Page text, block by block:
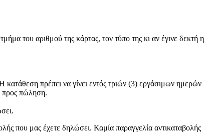
του αριθμού της κάρτας, τον τύπο της κι αν έγινε δεκτή η
πρέπει να γίνει εντός τριών (3) εργάσιμων ημερών
προς πώληση.
που μας έχετε δηλώσει. Καμία παραγγελία αντικαταβολής